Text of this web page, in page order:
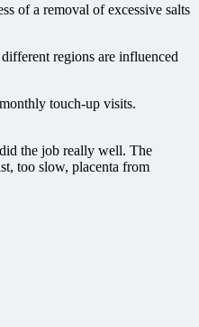
of a removal of excessive salts
regions are influenced
touch-up visits.
the job really well. The
too slow, placenta from